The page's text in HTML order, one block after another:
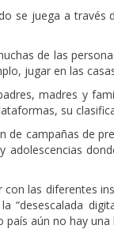
se juega a
de las
jugar en las
madres y
su
de campañas de
adolescencias
las diferentes
“desescalada
aún no hay